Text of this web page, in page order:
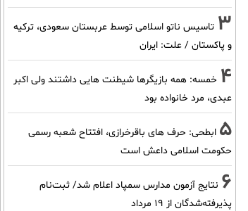
3 تاسیس ناتو اسلامی توسط عربستان سعودی، ترکیه
و پاکستان / علت: ایران
4 خمسه: همه بازیگرها شیطنت هایی داشتند ولی اکبر
عبدی، مرد خانواده بود
5 ابطحی: حرف های باقرخرازی، افتتاح شعبه رسمی
حکومت اسلامی داعش است
6 نتایج آزمون مدارس سمپاد اعلام شد/ ثبت‌نام
پذیرفته‌شدگان از ۱۹ مرداد